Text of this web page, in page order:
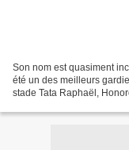
Son nom est quasiment
été un des meilleurs
stade Tata Raphaël,